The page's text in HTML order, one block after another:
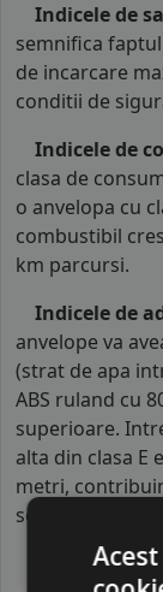
Indicele de
semnifica
de incarcare
conditii de
Indicele de
clasa de
o anvelopa cu
combustibil
km parcursi.
Indicele de
anvelope va
(strat de apa
ABS ruland cu
superioare.
alta din clasa E
metri,
soferului si